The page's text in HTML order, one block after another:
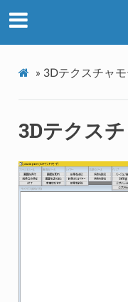
» 3Dテクスチャ
3Dテクス